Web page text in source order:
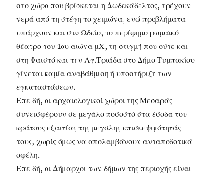
στο χώρο που βρίσκεται η Δωδεκάδελτος, τρέχουν
νερά από τη στέγη το χειμώνα, ενώ προβλήματα
υπάρχουν και στο Ωδείο, το περίφημο ρωμαϊκό
θέατρο του 1ου αιώνα μΧ, τη στιγμή που ούτε και
στη Φαιστό και την Αγ.Τριάδα στο Δήμο Τυμπακίου
γίνεται καμία αναβάθμιση ή υποστήριξη των
εγκαταστάσεων.
Επειδή, οι αρχαιολογικοί χώροι της Μεσαράς
συνεισφέρουν σε μεγάλο ποσοστό στα έσοδα του
κράτους εξαιτίας της μεγάλης επισκεψιμότητάς
τους, χωρίς όμως να απολαμβάνουν ανταποδοτικά
οφέλη.
Επειδή, οι Δήμαρχοι των δήμων της περιοχής είναι